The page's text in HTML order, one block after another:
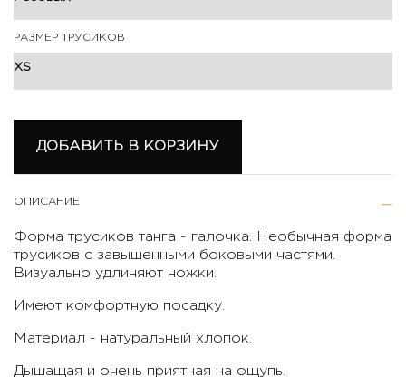
ДОБАВИТЬ В КОРЗИНУ
РАЗМЕР ТРУСИКОВ
ОПИСАНИЕ
Форма трусиков танга - галочка. Необычная форма
трусиков с завышенными боковыми частями.
Визуально удлиняют ножки.
Имеют комфортную посадку.
Материал - натуральный хлопок.
Дышащая и очень приятная на ощупь.